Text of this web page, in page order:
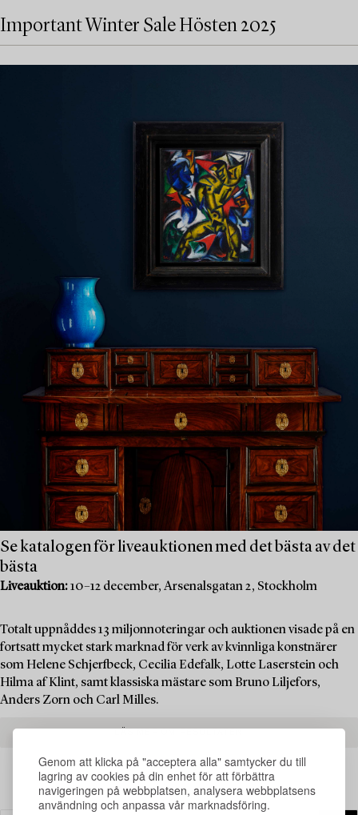
Genom att klicka på "acceptera alla" samtycker du till
lagring av cookies på din enhet för att förbättra
navigeringen på webbplatsen, analysera webbplatsens
användning och anpassa vår marknadsföring.
Important Winter Sale Hösten 2025
Se katalogen för liveauktionen med det bästa av det
bästa
Liveauktion:10–12 december, Arsenalsgatan 2, Stockholm
Totalt uppnåddes 13 miljonnoteringar och auktionen visade på en
fortsatt mycket stark marknad för verk av kvinnliga konstnärer
som Helene Schjerfbeck, Cecilia Edefalk, Lotte Laserstein och
Hilma af Klint, samt klassiska mästare som Bruno Liljefors,
Anders Zorn och Carl Milles.